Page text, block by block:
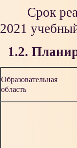
Срок
2021
1.2.
Образовательная
область